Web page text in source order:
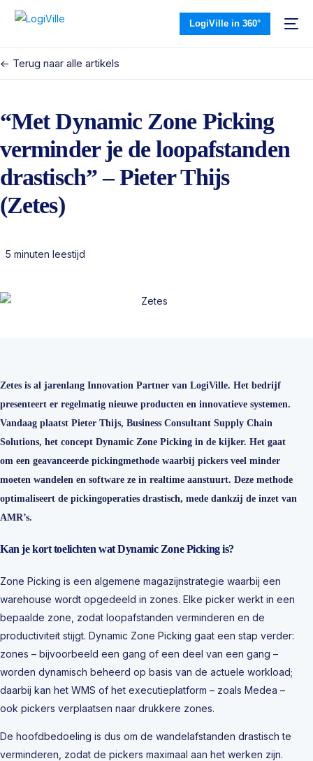
LogiVille in 360°
<- Terug naar alle artikels
“Met Dynamic Zone Picking
verminder je de loopafstanden
drastisch” – Pieter Thijs
(Zetes)
5 minuten leestijd
Zetes is al jarenlang Innovation Partner van LogiVille. Het bedrijf
presenteert er regelmatig nieuwe producten en innovatieve systemen.
Vandaag plaatst Pieter Thijs, Business Consultant Supply Chain
Solutions, het concept Dynamic Zone Picking in de kijker. Het gaat
om een geavanceerde pickingmethode waarbij pickers veel minder
moeten wandelen en software ze in realtime aanstuurt. Deze methode
optimaliseert de pickingoperaties drastisch, mede dankzij de inzet van
AMR’s.
Kan je kort toelichten wat Dynamic Zone Picking is?
Zone Picking is een algemene magazijnstrategie waarbij een
warehouse wordt opgedeeld in zones. Elke picker werkt in een
bepaalde zone, zodat loopafstanden verminderen en de
productiviteit stijgt. Dynamic Zone Picking gaat een stap verder:
zones – bijvoorbeeld een gang of een deel van een gang –
worden dynamisch beheerd op basis van de actuele workload;
daarbij kan het WMS of het executieplatform – zoals Medea –
ook pickers verplaatsen naar drukkere zones.
De hoofdbedoeling is dus om de wandelafstanden drastisch te
verminderen, zodat de pickers maximaal aan het werken zijn.